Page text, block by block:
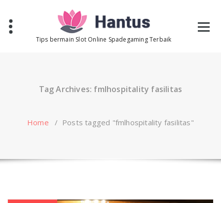
content
Tips bermain Slot Online Spadegaming Terbaik
Tag Archives: fmlhospitality fasilitas
Home / Posts tagged "fmlhospitality fasilitas"